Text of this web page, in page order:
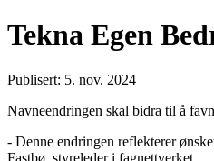
Tekna Egen
Publisert: 5. nov. 2024
Navneendringen skal bidra til å
- Denne endringen reflekterer
Fastbø, styreleder i fagnettverket.